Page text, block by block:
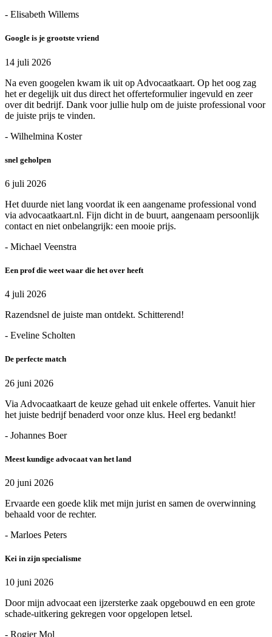
- Elisabeth Willems
Google is je grootste vriend
14 juli 2026
Na even googelen kwam ik uit op Advocaatkaart. Op het oog zag
het er degelijk uit dus direct het offerteformulier ingevuld en zeer
over dit bedrijf. Dank voor jullie hulp om de juiste professional voor
de juiste prijs te vinden.
- Wilhelmina Koster
snel geholpen
6 juli 2026
Het duurde niet lang voordat ik een aangename professional vond
via advocaatkaart.nl. Fijn dicht in de buurt, aangenaam persoonlijk
contact en niet onbelangrijk: een mooie prijs.
- Michael Veenstra
Een prof die weet waar die het over heeft
4 juli 2026
Razendsnel de juiste man ontdekt. Schitterend!
- Eveline Scholten
De perfecte match
26 juni 2026
Via Advocaatkaart de keuze gehad uit enkele offertes. Vanuit hier
het juiste bedrijf benaderd voor onze klus. Heel erg bedankt!
- Johannes Boer
Meest kundige advocaat van het land
20 juni 2026
Ervaarde een goede klik met mijn jurist en samen de overwinning
behaald voor de rechter.
- Marloes Peters
Kei in zijn specialisme
10 juni 2026
Door mijn advocaat een ijzersterke zaak opgebouwd en een grote
schade-uitkering gekregen voor opgelopen letsel.
- Rogier Mol